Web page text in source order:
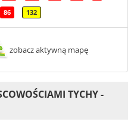
86 132
zobacz aktywną mapę
TYCHY -